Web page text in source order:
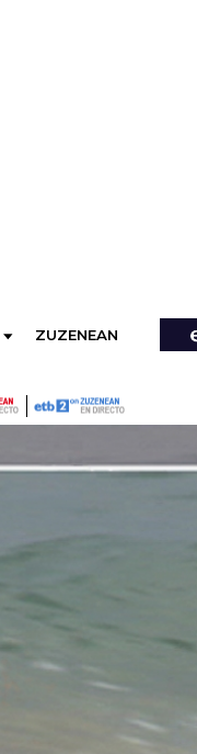
ZUZENEAN